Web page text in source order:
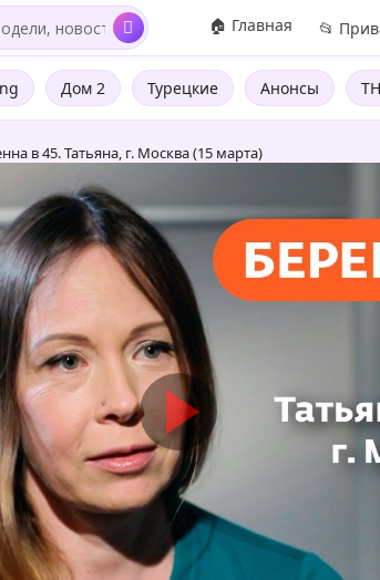
🏠 Главная 📂
Дом 2 Турецкие Анонсы
в 45. Татьяна, г. Москва (15 марта)